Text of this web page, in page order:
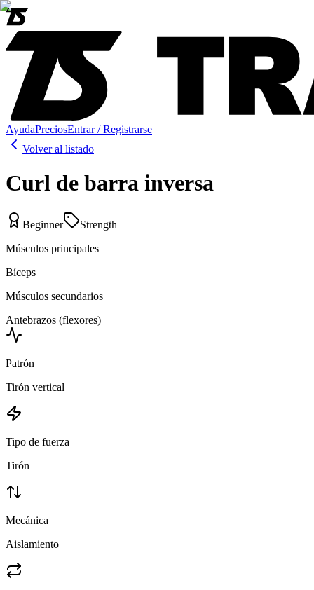
AyudaPreciosEntrar / Registrarse
Volver al listado
Curl de barra inversa
Beginner
Strength
Músculos principales
Bíceps
Músculos secundarios
Antebrazos (flexores)
Patrón
Tirón vertical
Tipo de fuerza
Tirón
Mecánica
Aislamiento